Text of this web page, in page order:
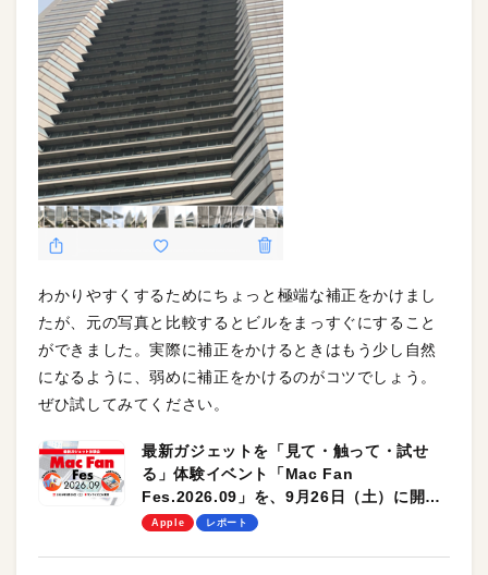
わかりやすくするためにちょっと極端な補正をかけまし
たが、元の写真と比較するとビルをまっすぐにすること
ができました。実際に補正をかけるときはもう少し自然
になるように、弱めに補正をかけるのがコツでしょう。
ぜひ試してみてください。
最新ガジェットを「見て・触って・試せ
る」体験イベント「Mac Fan
Fes.2026.09」を、9月26日（土）に開催
します！
Apple レポート